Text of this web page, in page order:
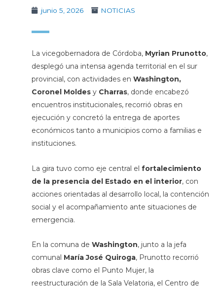
junio 5, 2026
NOTICIAS
La vicegobernadora de Córdoba, Myrian Prunotto,
desplegó una intensa agenda territorial en el sur
provincial, con actividades en Washington,
Coronel Moldes yCharras, donde encabezó
encuentros institucionales, recorrió obras en
ejecución y concretó la entrega de aportes
económicos tanto a municipios como a familias e
instituciones.
La gira tuvo como eje central el fortalecimiento
de la presencia del Estado en el interior, con
acciones orientadas al desarrollo local, la contención
social y el acompañamiento ante situaciones de
emergencia.
En la comuna de Washington, junto a la jefa
comunal María José Quiroga, Prunotto recorrió
obras clave como el Punto Mujer, la
reestructuración de la Sala Velatoria, el Centro de